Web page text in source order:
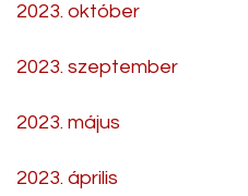
2023. október
2023. szeptember
2023. május
2023. április